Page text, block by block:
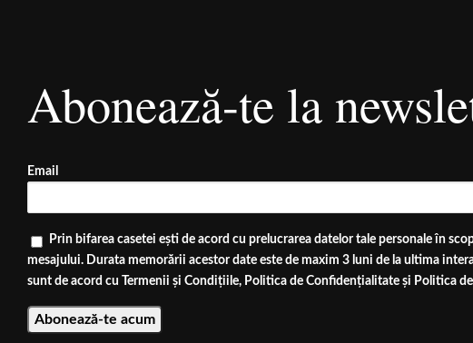
Abonează-te la
Email
Prin bifarea casetei ești de acord cu prelucrarea datelor tale personale în
mesajului. Durata memorării acestor date este de maxim 3 luni de la ultima
sunt de acord cu Termenii și Condițiile, Politica de Confidențialitate și Politica